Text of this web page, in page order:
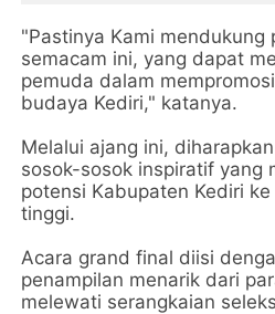
"Pastinya Kami mendukung
semacam ini, yang dapat
pemuda dalam
budaya Kediri," katanya.
Melalui ajang ini,
sosok-sosok inspiratif yang
potensi Kabupaten Kediri
tinggi.
Acara grand final diisi
penampilan menarik dari
melewati serangkaian